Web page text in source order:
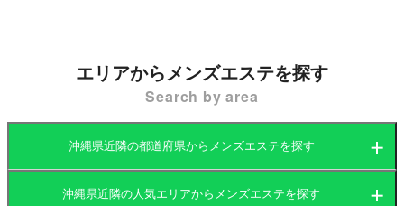
エリアからメンズエステを探す
Search by area
沖縄県近隣の都道府県からメンズエステを探す
沖縄県近隣の人気エリアからメンズエステを探す